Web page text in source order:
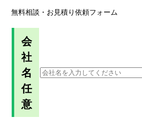
無料相談・お見積り依頼フォーム
会
社
名
任
意